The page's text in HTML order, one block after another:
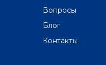
Вопросы
Блог
Контакты